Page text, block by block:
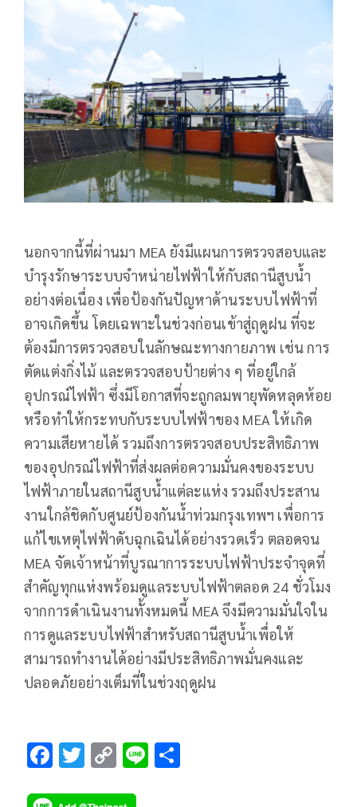
นอกจากนี้ที่ผ่านมา MEA ยังมีแผนการตรวจสอบและ
บำรุงรักษาระบบจำหน่ายไฟฟ้าให้กับสถานีสูบน้ำ
อย่างต่อเนื่อง เพื่อป้องกันปัญหาด้านระบบไฟฟ้าที่
อาจเกิดขึ้น โดยเฉพาะในช่วงก่อนเข้าสู่ฤดูฝน ที่จะ
ต้องมีการตรวจสอบในลักษณะทางกายภาพ เช่น การ
ตัดแต่งกิ่งไม้ และตรวจสอบป้ายต่าง ๆ ที่อยู่ใกล้
อุปกรณ์ไฟฟ้า ซึ่งมีโอกาสที่จะถูกลมพายุพัดหลุดห้อย
หรือทำให้กระทบกับระบบไฟฟ้าของ MEA ให้เกิด
ความเสียหายได้ รวมถึงการตรวจสอบประสิทธิภาพ
ของอุปกรณ์ไฟฟ้าที่ส่งผลต่อความมั่นคงของระบบ
ไฟฟ้าภายในสถานีสูบน้ำแต่ละแห่ง รวมถึงประสาน
งานใกล้ชิดกับศูนย์ป้องกันน้ำท่วมกรุงเทพฯ เพื่อการ
แก้ไขเหตุไฟฟ้าดับฉุกเฉินได้อย่างรวดเร็ว ตลอดจน
MEA จัดเจ้าหน้าที่บูรณาการระบบไฟฟ้าประจำจุดที่
สำคัญทุกแห่งพร้อมดูแลระบบไฟฟ้าตลอด 24 ชั่วโมง
จากการดำเนินงานทั้งหมดนี้ MEA จึงมีความมั่นใจใน
การดูแลระบบไฟฟ้าสำหรับสถานีสูบน้ำเพื่อให้
สามารถทำงานได้อย่างมีประสิทธิภาพมั่นคงและ
ปลอดภัยอย่างเต็มที่ในช่วงฤดูฝน
F T C Li